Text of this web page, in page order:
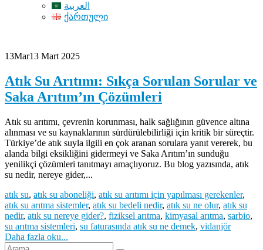
العربية
ქართული
13Mar13 Mart 2025
Atık Su Arıtımı: Sıkça Sorulan Sorular ve
Saka Arıtım’ın Çözümleri
Atık su arıtımı, çevrenin korunması, halk sağlığının güvence altına
alınması ve su kaynaklarının sürdürülebilirliği için kritik bir süreçtir.
Türkiye’de atık suyla ilgili en çok aranan sorulara yanıt vererek, bu
alanda bilgi eksikliğini gidermeyi ve Saka Arıtım’ın sunduğu
yenilikçi çözümleri tanıtmayı amaçlıyoruz. Bu blog yazısında, atık
su nedir, nereye gider,...
atık su, atık su aboneliği, atık su arıtımı için yapılması gerekenler,
atık su arıtma sistemler, atık su bedeli nedir, atık su ne olur, atık su
nedir, atık su nereye gider?, fiziksel arıtma, kimyasal arıtma, sarbio,
su arıtma sistemleri, su faturasında atık su ne demek, vidanjör
Daha fazla oku...